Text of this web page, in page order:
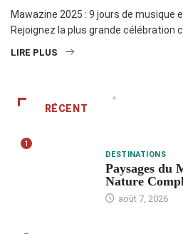
Mawazine 2025 : 9 jours de musique
Rejoignez la plus grande célébration
LIRE PLUS
RÉCENT
1
DESTINATIONS
Paysages du
Nature
août 7, 2026